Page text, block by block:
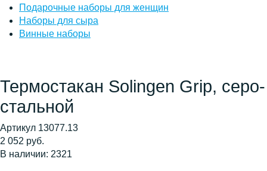
Подарочные наборы для женщин
Наборы для сыра
Винные наборы
Термостакан Solingen Grip, серо-
стальной
Артикул 13077.13
2 052 руб.
В наличии: 2321